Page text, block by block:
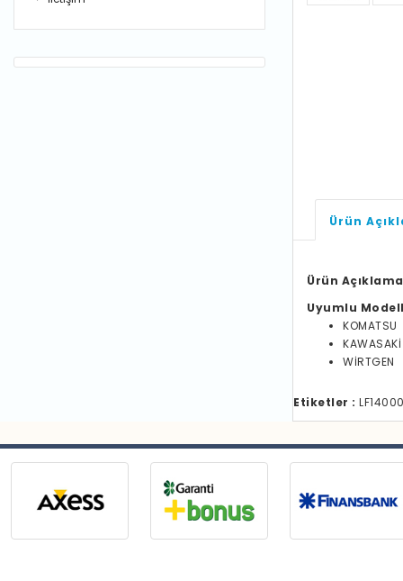
Ürün
Ürün
Uyumlu
KOMATSU
KAWASAKİ
WİRTGEN
Etiketler :